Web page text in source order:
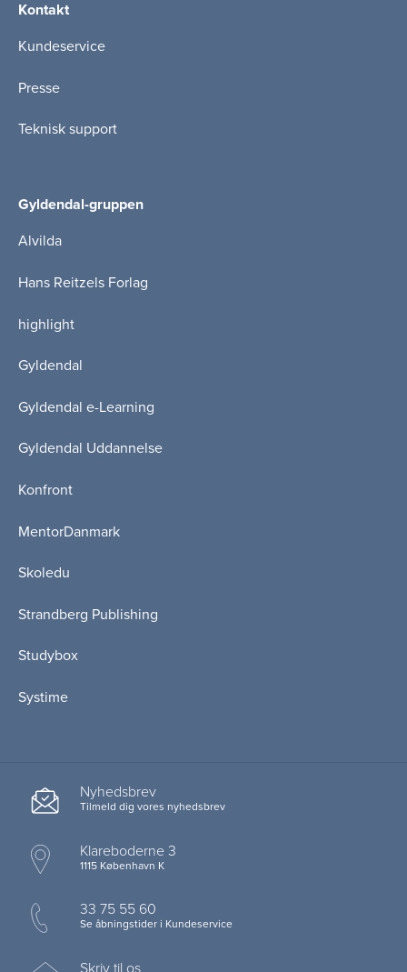
Kontakt
Kundeservice
Presse
Teknisk support
Gyldendal-gruppen
Alvilda
Hans Reitzels Forlag
highlight
Gyldendal
Gyldendal e-Learning
Gyldendal Uddannelse
Konfront
MentorDanmark
Skoledu
Strandberg Publishing
Studybox
Systime
Nyhedsbrev
Tilmeld dig vores nyhedsbrev
Klareboderne 3
1115 København K
33 75 55 60
Se åbningstider i Kundeservice
Skriv til os